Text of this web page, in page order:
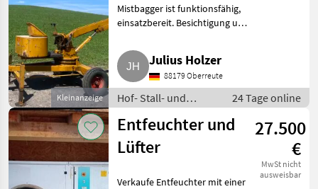
Kleinanzeige
Mistbagger ist funktionsfähig,
einsatzbereit. Besichtigung und
Vereinbarung möglich. Hof-
Stall- und Weidetechnik
Heutechnik
Julius Holzer
88179 Oberreute
Hof- Stall- und
Weidetechnik /
Heutechnik
24 Tage online
Entfeuchter und
Lüfter
27.500
€
MwSt nicht
ausweisbar
Verkaufe Entfeuchter mit einer